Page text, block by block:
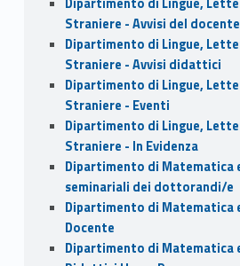
Straniere - Avvisi del docente
Dipartimento di Lingue,
Straniere - Avvisi didattici
Dipartimento di Lingue,
Straniere - Eventi
Dipartimento di Lingue,
Straniere - In Evidenza
Dipartimento di Matematica
seminariali dei dottorandi/e
Dipartimento di Matematica
Docente
Dipartimento di Matematica